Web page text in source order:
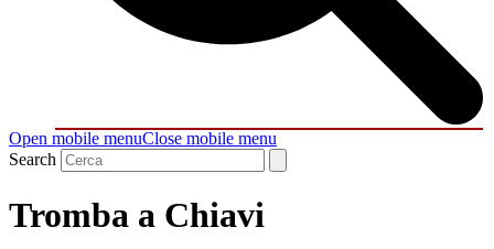
Open mobile menuClose mobile menu
Search
Tromba a Chiavi